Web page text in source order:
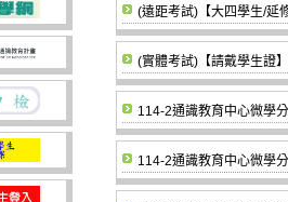
(遠距考試)【大四學生/延
(實體考試)【請戴學生證
114-2通識教育中心微學
114-2通識教育中心微學